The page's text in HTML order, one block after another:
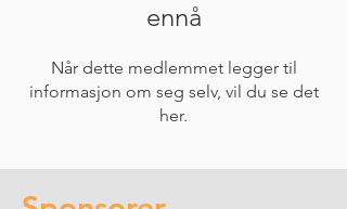
ennå
Når dette medlemmet legger til
informasjon om seg selv, vil du se det
her.